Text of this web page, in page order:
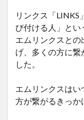
リンクス「LINKS
び付ける人」とい
エムリンクスと
げ、多くの方に繋
した。
エムリンクスは
方が繋がるきっか